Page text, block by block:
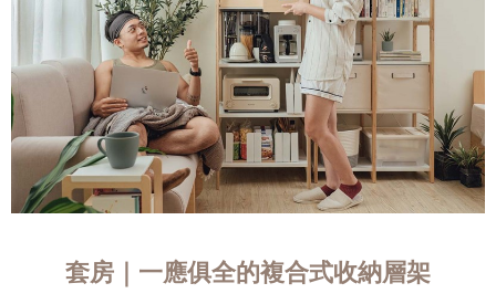
套房｜一應俱全的複合式收納層架